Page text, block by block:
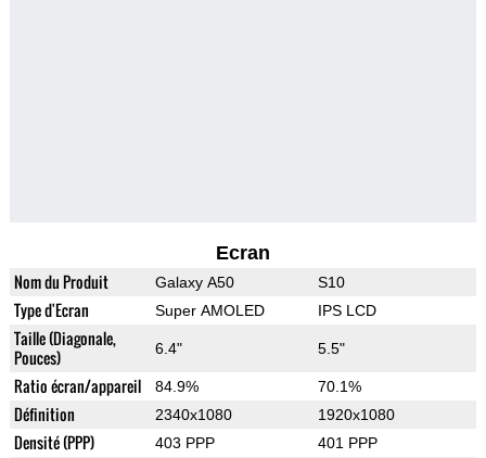
Ecran
Nom du Produit Galaxy A50 S10
Type d'Ecran Super AMOLED IPS LCD
Taille (Diagonale,
Pouces)
6.4" 5.5"
Ratio écran/appareil 84.9% 70.1%
Définition 2340x1080 1920x1080
Densité (PPP) 403 PPP 401 PPP